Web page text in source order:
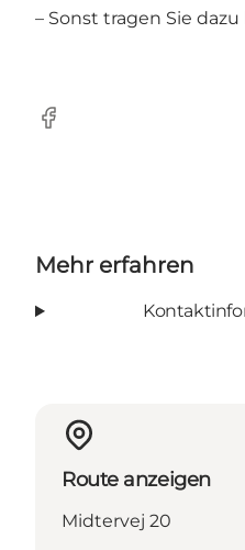
– Sonst tragen Sie
Facebook
Mehr erfahren
Route anzeigen
Midtervej 20